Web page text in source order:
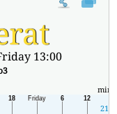
Indicele calității
13:00
min
21